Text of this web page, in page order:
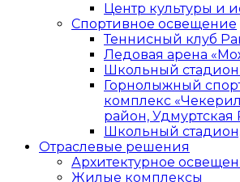
Центр культуры и
Спортивное освещение
Теннисный клуб
Ледовая арена
Школьный стадион
Горнолыжный
комплекс
район, Удмуртская
Школьный
Отраслевые решения
Архитектурное
Жилые комплексы